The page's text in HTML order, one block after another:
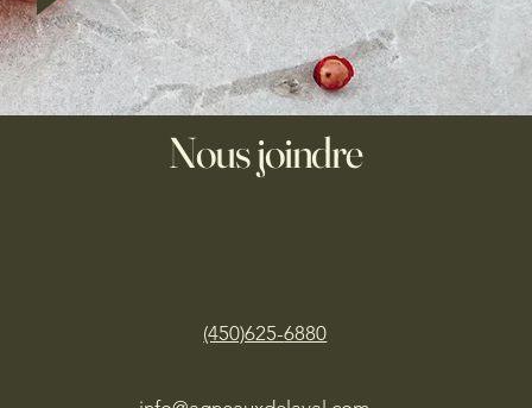
Nous joindre
(450)625-6880